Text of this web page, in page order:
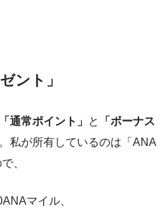
ント」
「通常ポイント」 と
「ボーナス
私が所有しているのは「ANA
、
マイル、